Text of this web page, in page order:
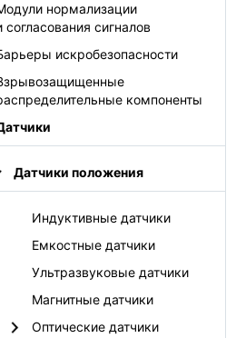
нормализации
согласования сигналов
искробезопасности
компоненты
Датчики положения
Индуктивные датчики
Емкостные датчики
Ультразвуковые датчики
Магнитные датчики
Оптические датчики